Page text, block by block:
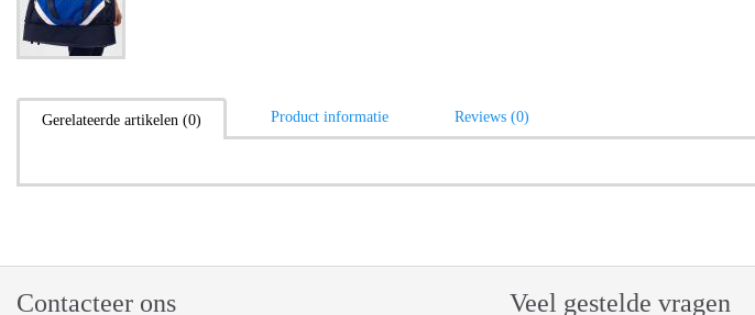
Gerelateerde artikelen (0) Product informatie Reviews (0)
Contacteer ons Veel gestelde vragen